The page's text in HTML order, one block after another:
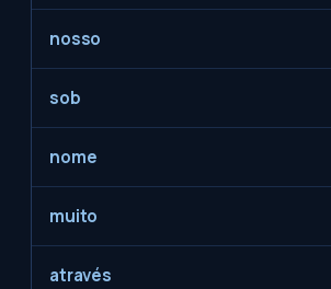
nosso
sob
nome
muito
através